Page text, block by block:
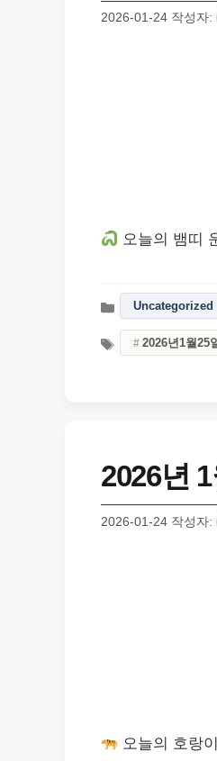
2026-01-24 작성자:
오늘의 뱀띠
Uncategorized
2026년1월25
2026년
2026-01-24 작성자:
오늘의 호랑